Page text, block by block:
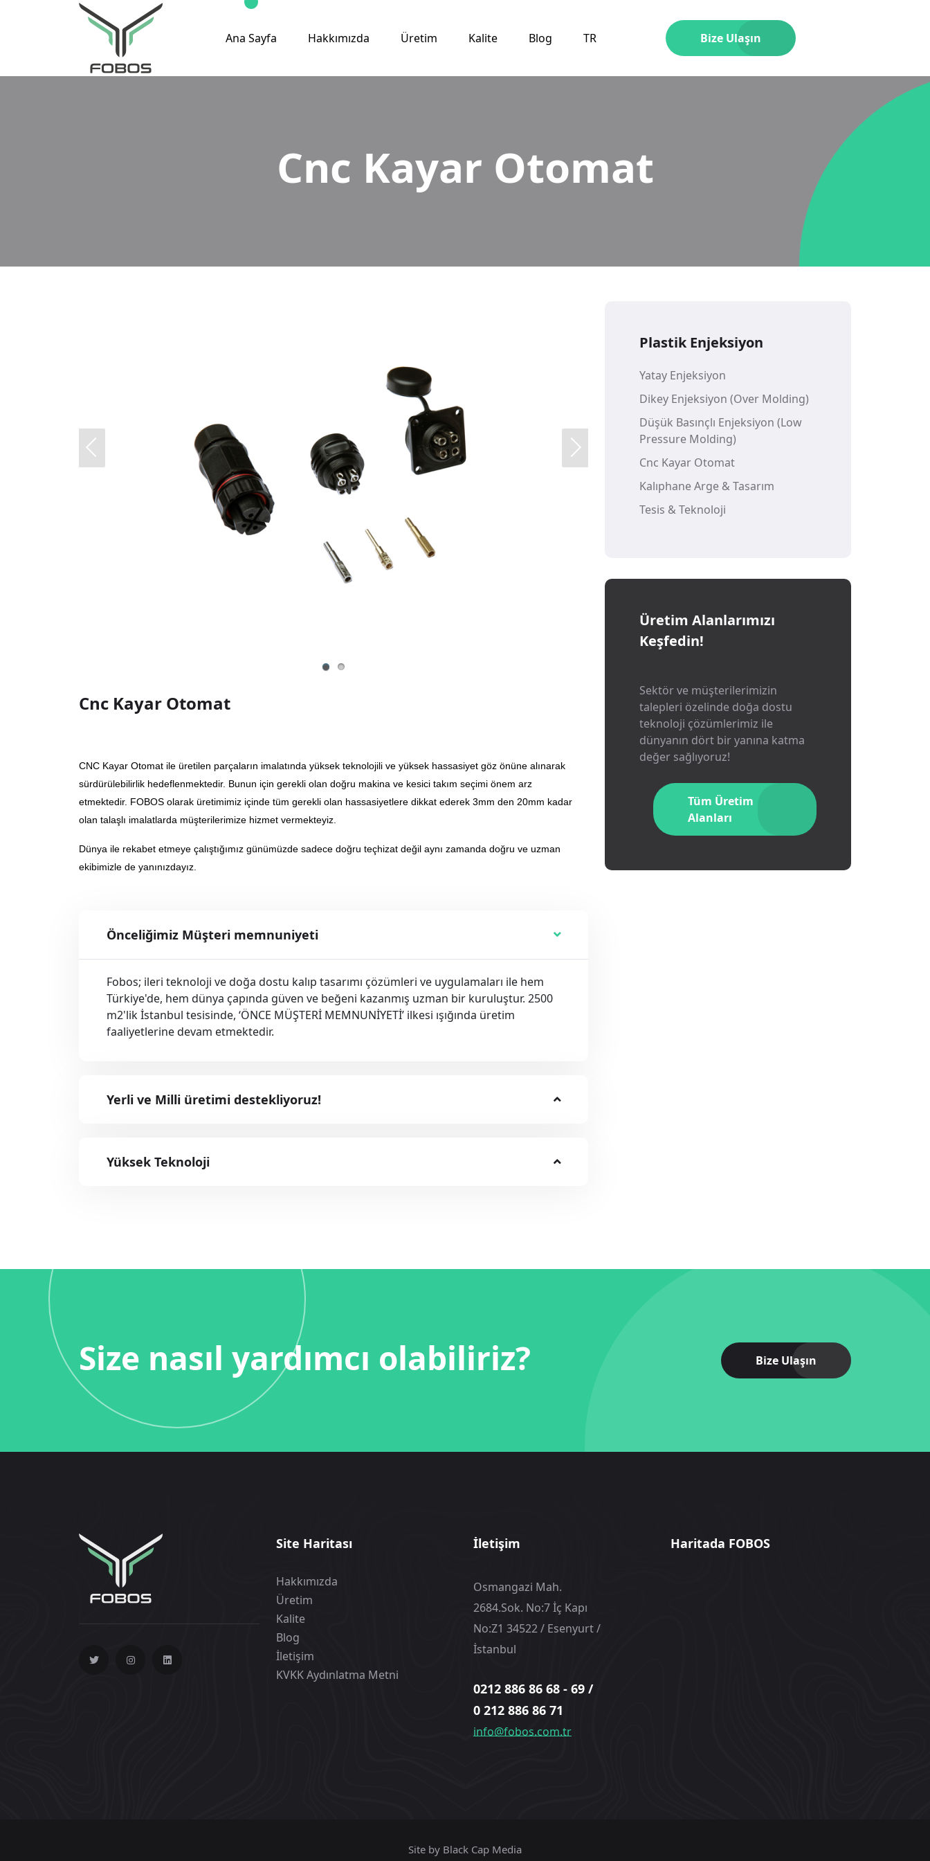
Ana Sayfa Hakkımızda Üretim Kalite Blog TR Bize Ulaşın
Cnc Kayar Otomat
Cnc Kayar Otomat
CNC Kayar Otomat ile üretilen parçaların imalatında yüksek teknolojili ve yüksek hassasiyet göz önüne alınarak
sürdürülebilirlik hedeflenmektedir. Bunun için gerekli olan doğru makina ve kesici takım seçimi önem arz
etmektedir. FOBOS olarak üretimimiz içinde tüm gerekli olan hassasiyetlere dikkat ederek 3mm den 20mm kadar
olan talaşlı imalatlarda müşterilerimize hizmet vermekteyiz.
Dünya ile rekabet etmeye çalıştığımız günümüzde sadece doğru teçhizat değil aynı zamanda doğru ve uzman
ekibimizle de yanınızdayız.
Önceliğimiz Müşteri memnuniyeti
Fobos; ileri teknoloji ve doğa dostu kalıp tasarımı çözümleri ve uygulamaları ile hem
Türkiye'de, hem dünya çapında güven ve beğeni kazanmış uzman bir kuruluştur. 2500
m2'lik İstanbul tesisinde, ‘ÖNCE MÜŞTERİ MEMNUNİYETİ’ ilkesi ışığında üretim
faaliyetlerine devam etmektedir.
Yerli ve Milli üretimi destekliyoruz!
Yüksek Teknoloji
Plastik Enjeksiyon
Yatay Enjeksiyon
Dikey Enjeksiyon (Over Molding)
Düşük Basınçlı Enjeksiyon (Low
Pressure Molding)
Cnc Kayar Otomat
Kalıphane Arge & Tasarım
Tesis & Teknoloji
Üretim Alanlarımızı
Keşfedin!
Sektör ve müşterilerimizin
talepleri özelinde doğa dostu
teknoloji çözümlerimiz ile
dünyanın dört bir yanına katma
değer sağlıyoruz!
Tüm Üretim
Alanları
Size nasıl yardımcı olabiliriz? Bize Ulaşın
Site Haritası
Hakkımızda
Üretim
Kalite
Blog
İletişim
KVKK Aydınlatma Metni
İletişim
Osmangazi Mah.
2684.Sok. No:7 İç Kapı
No:Z1 34522 / Esenyurt /
İstanbul
0212 886 86 68 - 69 /
0 212 886 86 71
info@fobos.com.tr
Haritada FOBOS
Site by Black Cap Media